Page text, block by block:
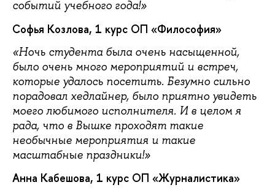
событий учебного года!»
Софья Козлова, 1 курс ОП «Философия»
«Ночь студента была очень насыщенной,
было очень много мероприятий и встреч,
которые удалось посетить. Безумно сильно
порадовал хедлайнер, было приятно увидеть
моего любимого исполнителя. И в целом я
рада, что в Вышке проходят такие
необычные мероприятия и такие
масштабные праздники!»
Анна Кабешова, 1 курс ОП «Журналистика»